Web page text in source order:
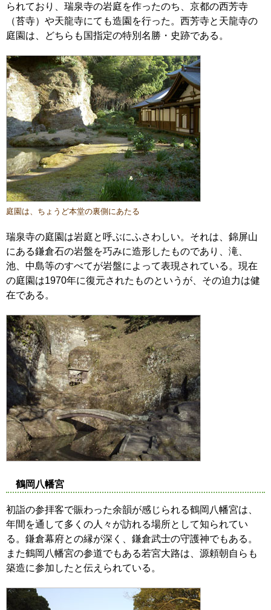
られており、瑞泉寺の岩庭を作ったのち、京都の西芳寺
（苔寺）や天龍寺にても造園を行った。西芳寺と天龍寺の
庭園は、どちらも国指定の特別名勝・史跡である。
庭園は、ちょうど本堂の裏側にあたる
瑞泉寺の庭園は岩庭と呼ぶにふさわしい。それは、錦屏山
にある鎌倉石の岩盤を巧みに造形したものであり、滝、
池、中島等のすべてが岩盤によって表現されている。現在
の庭園は1970年に復元されたものというが、その迫力は健
在である。
鶴岡八幡宮
初詣の参拝客で賑わった余韻が感じられる鶴岡八幡宮は、
年間を通して多くの人々が訪れる場所として知られてい
る。鎌倉幕府との縁が深く、鎌倉武士の守護神でもある。
また鶴岡八幡宮の参道でもある若宮大路は、源頼朝自らも
築造に参加したと伝えられている。